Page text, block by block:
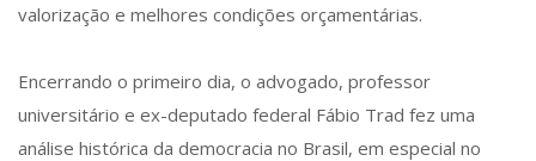
valorização e melhores condições orçamentárias.
Encerrando o primeiro dia, o advogado, professor
universitário e ex-deputado federal Fábio Trad fez uma
análise histórica da democracia no Brasil, em especial no